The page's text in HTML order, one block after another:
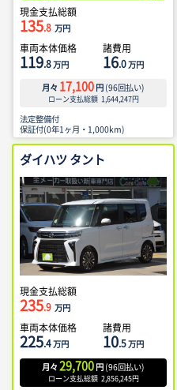
現金支払総額
135.8 万円
車両本体価格
119.8万円
諸費用
16.0万円
月々 17,100 円 (96回払い)
ローン支払総額 1,644,247円
法定整備付
保証付(0年1ヶ月・1,000km)
ダイハツ タント
現金支払総額
235.9 万円
車両本体価格
225.4万円
諸費用
10.5万円
月々 29,700 円 (96回払い)
ローン支払総額 2,856,245円